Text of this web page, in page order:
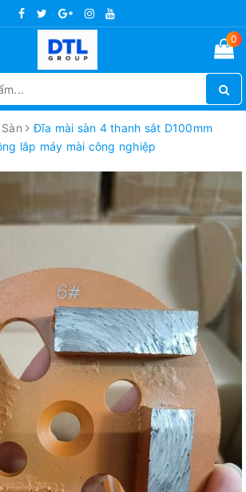
0
Đĩa mài sàn 4 thanh sắt D100mm
lắp máy mài công nghiệp